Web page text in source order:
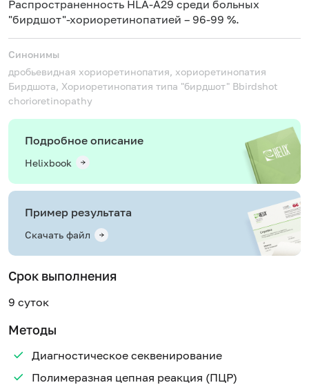
Распространенность HLA-A29 среди больных
"бирдшот"-хориоретинопатией – 96-99 %.
Синонимы
дробьевидная хориоретинопатия, хориоретинопатия
Бирдшота, Хориоретинопатия типа "бирдшот" Bbirdshot
chorioretinopathy
Подробное описание
Helixbook
Пример результата
Скачать файл
Срок выполнения
9 суток
Методы
Диагностическое секвенирование
Полимеразная цепная реакция (ПЦР)